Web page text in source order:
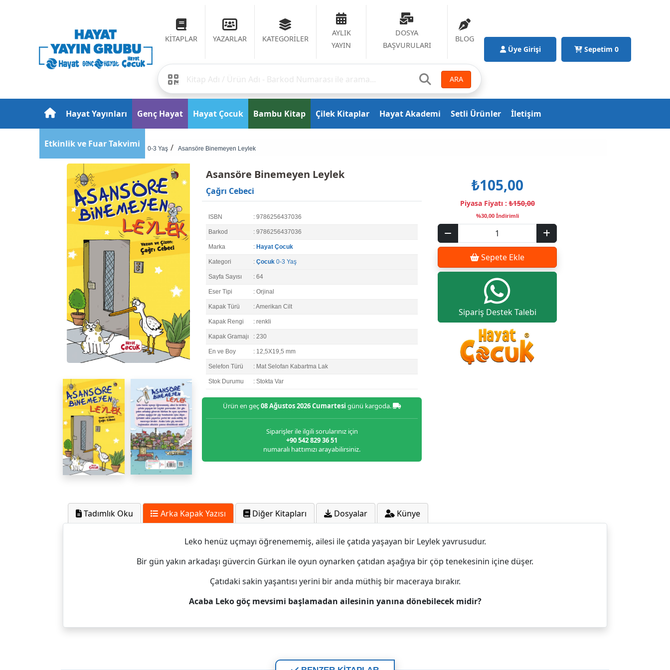
KİTAPLAR YAZARLAR KATEGORİLER
AYLIK
YAYIN
DOSYA
BAŞVURULARI
BLOG
ARA
Üye Girişi Sepetim 0
Hayat Yayınları Genç Hayat Hayat Çocuk Bambu Kitap Çilek Kitaplar Hayat Akademi Setli Ürünler İletişim
Etkinlik ve Fuar Takvimi
Anasayfa Çocuk 0-3 Yaş Asansöre Binemeyen Leylek
Asansöre Binemeyen Leylek
Çağrı Cebeci
ISBN : 9786256437036
Barkod : 9786256437036
Marka : Hayat Çocuk
Kategori : Çocuk 0-3 Yaş
Sayfa Sayısı : 64
Eser Tipi : Orjinal
Kapak Türü : Amerikan Cilt
Kapak Rengi : renkli
Kapak Gramajı : 230
En ve Boy : 12,5X19,5 mm
Selefon Türü : Mat Selofan Kabartma Lak
Stok Durumu : Stokta Var
Ürün en geç08 Ağustos 2026 Cumartesi günü kargoda.
Siparişler ile ilgili sorularınız için
+90 542 829 36 51
numaralı hattımızı arayabilirsiniz.
₺105,00
Piyasa Fiyatı :₺150,00
%30,00 İndirimli
Sepete Ekle
Sipariş Destek Talebi
Tadımlık Oku Arka Kapak Yazısı Diğer Kitapları Dosyalar Künye
Leko henüz uçmayı öğrenememiş, ailesi ile çatıda yaşayan bir Leylek yavrusudur.
Bir gün yakın arkadaşı güvercin Gürkan ile oyun oynarken çatıdan aşağıya bir çöp tenekesinin içine düşer.
Çatıdaki sakin yaşantısı yerini bir anda müthiş bir maceraya bırakır.
Acaba Leko göç mevsimi başlamadan ailesinin yanına dönebilecek midir?